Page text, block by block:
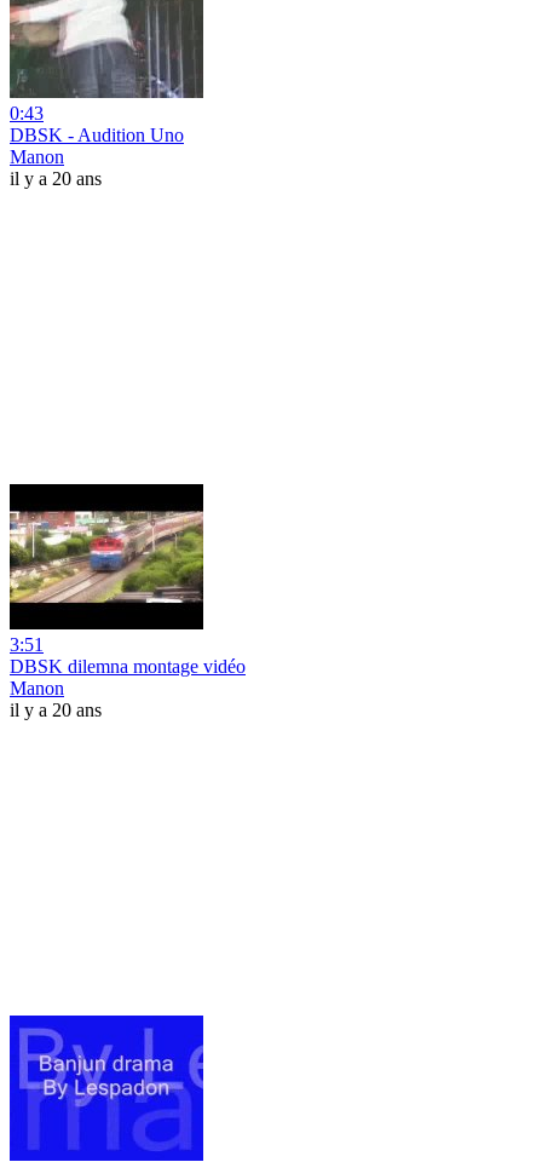
0:43
DBSK - Audition Uno
Manon
il y a 20 ans
3:51
DBSK dilemna montage vidéo
Manon
il y a 20 ans